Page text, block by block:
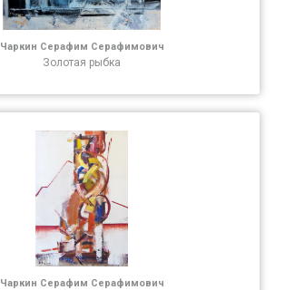
Чаркин Серафим Серафимович
Золотая рыбка
Чаркин Серафим Серафимович